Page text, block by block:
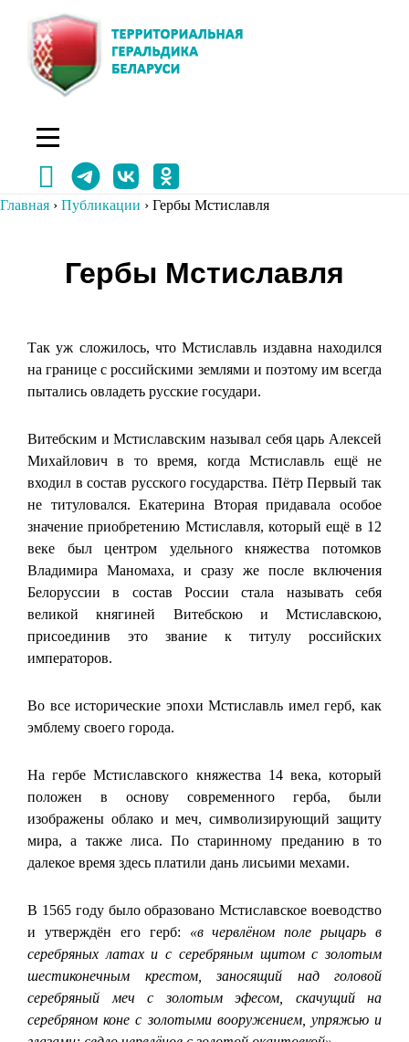
содержимому
Главная › Публикации › Гербы Мстиславля
Гербы Мстиславля
Так уж сложилось, что Мстиславль издавна находился
на границе с российскими землями и поэтому им всегда
пытались овладеть русские государи.
Витебским и Мстиславским называл себя царь Алексей
Михайлович в то время, когда Мстиславль ещё не
входил в состав русского государства. Пётр Первый так
не титуловался. Екатерина Вторая придавала особое
значение приобретению Мстиславля, который ещё в 12
веке был центром удельного княжества потомков
Владимира Маномаха, и сразу же после включения
Белоруссии в состав России стала называть себя
великой княгиней Витебскою и Мстиславскою,
присоединив это звание к титулу российских
императоров.
Во все исторические эпохи Мстиславль имел герб, как
эмблему своего города.
На гербе Мстиславского княжества 14 века, который
положен в основу современного герба, были
изображены облако и меч, символизирующий защиту
мира, а также лиса. По старинному преданию в то
далекое время здесь платили дань лисьими мехами.
В 1565 году было образовано Мстиславское воеводство
и утверждён его герб: «в червлёном поле рыцарь в
серебряных латах и с серебряным щитом с золотым
шестиконечным крестом, заносящий над головой
серебряный меч с золотым эфесом, скачущий на
серебряном коне с золотыми вооружением, упряжью и
Навигация
записям